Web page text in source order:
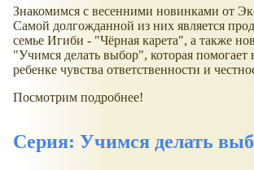
Знакомимся с весенними новинками от
Самой долгожданной из них является
семье Игиби - "Чёрная карета", а также
"Учимся делать выбор", которая помогает
ребенке чувства ответственности и
Посмотрим подробнее!
Серия: Учимся делать